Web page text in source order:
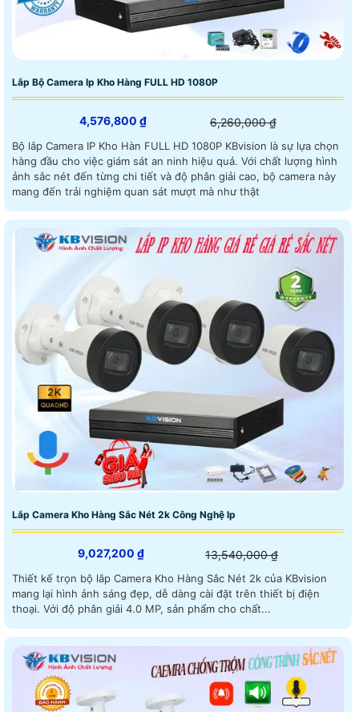
Lắp Bộ Camera Ip Kho Hàng FULL HD 1080P
4,576,800 ₫ 6,260,000 ₫
Bộ lắp Camera IP Kho Hàn FULL HD 1080P KBvision là sự lựa chọn
hàng đầu cho việc giám sát an ninh hiệu quả. Với chất lượng hình
ảnh sắc nét đến từng chi tiết và độ phân giải cao, bộ camera này
mang đến trải nghiệm quan sát mượt mà như thật
Lắp Camera Kho Hàng Sắc Nét 2k Công Nghệ Ip
9,027,200 ₫ 13,540,000 ₫
Thiết kế trọn bộ lắp Camera Kho Hàng Sắc Nét 2k của KBvision
mang lại hình ảnh sáng đẹp, dễ dàng cài đặt trên thiết bị điện
thoại. Với độ phân giải 4.0 MP, sản phẩm cho chất...